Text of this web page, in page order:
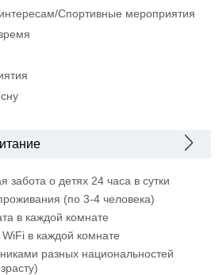
Спортивные мероприятия
забота о детях 24 часа в сутки
(по 3-4 человека)
в каждой комнате
в каждой комнате
разных национальностей